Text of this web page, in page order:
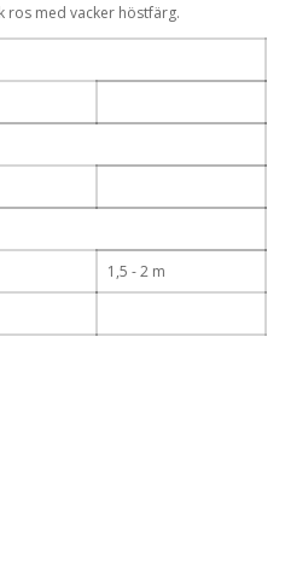
ros med vacker höstfärg.
1,5 - 2 m